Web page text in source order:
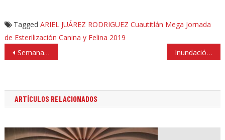
Tagged ARIEL JUÁREZ RODRIGUEZ Cuautitlán Mega Jornada
de Esterilización Canina y Felina 2019
Navegación
de
Semana Nacional de Vacunación Antirrábica canina y felina Inundación en Hospital Regional General de Ecatepec y en Plaza Aragón
ARTÍCULOS RELACIONADOS